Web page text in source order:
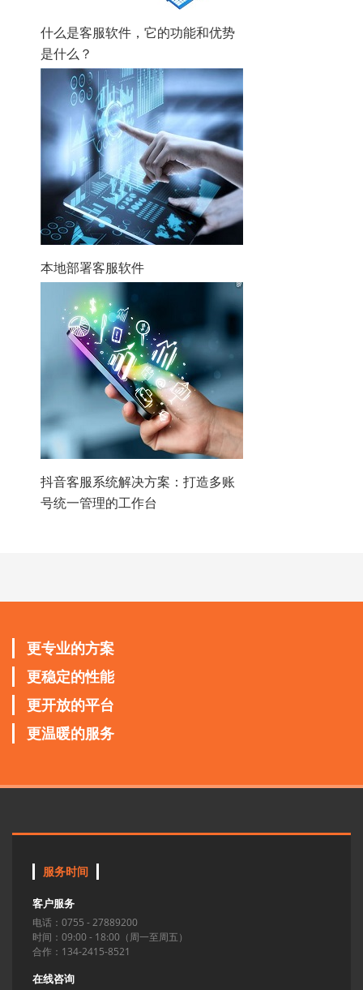
什么是客服软件，它的功能和优势
是什么？
本地部署客服软件
抖音客服系统解决方案：打造多账
号统一管理的工作台
更专业的方案
更稳定的性能
更开放的平台
更温暖的服务
服务时间
客户服务
电话：0755 - 27889200
时间：09:00 - 18:00（周一至周五）
合作：134-2415-8521
在线咨询